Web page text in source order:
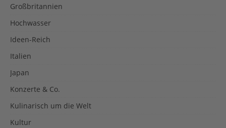
Großbritannien
Hochwasser
Ideen-Reich
Italien
Japan
Konzerte & Co.
Kulinarisch um die Welt
Kultur